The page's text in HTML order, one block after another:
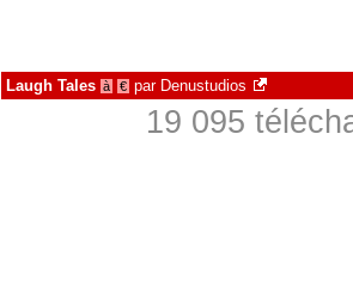
Laugh Tales à € par Denustudios
19 095